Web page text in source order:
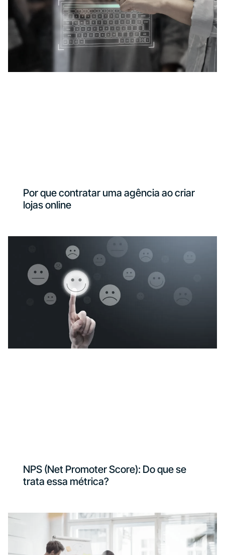
Por que contratar uma agência ao criar
lojas online
NPS (Net Promoter Score): Do que se
trata essa métrica?